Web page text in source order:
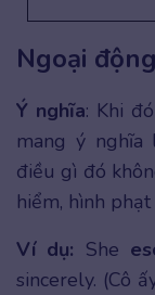
Ngoại
Ý nghĩa: Khi
mang ý nghĩa
điều gì đó
hiểm, hình
Ví dụ: She
sincerely. (Cô